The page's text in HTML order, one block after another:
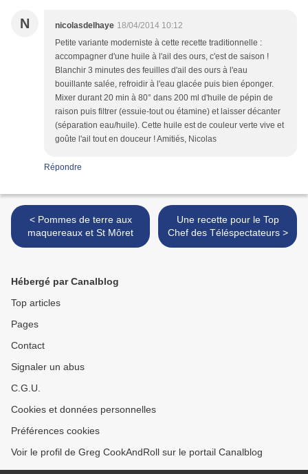
N nicolasdelhaye 18/04/2014 10:12
Petite variante moderniste à cette recette traditionnelle :
accompagner d'une huile à l'ail des ours, c'est de saison !
Blanchir 3 minutes des feuilles d'ail des ours à l'eau
bouillante salée, refroidir à l'eau glacée puis bien éponger.
Mixer durant 20 min à 80° dans 200 ml d'huile de pépin de
raison puis filtrer (essuie-tout ou étamine) et laisser décanter
(séparation eau/huile). Cette huile est de couleur verte vive et
goûte l'ail tout en douceur ! Amitiés, Nicolas
Répondre
< Pommes de terre aux
maquereaux et St Môret
Une recette pour le Top
Chef des Téléspectateurs >
Hébergé par Canalblog
Top articles
Pages
Contact
Signaler un abus
C.G.U.
Cookies et données personnelles
Préférences cookies
Voir le profil de Greg CookAndRoll sur le portail Canalblog